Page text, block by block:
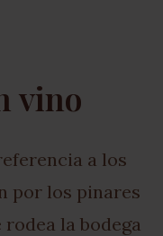
vino
a los
por los pinares
la bodega